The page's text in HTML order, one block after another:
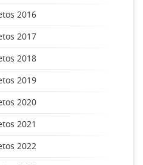
2016
2017
2018
2019
2020
2021
2022